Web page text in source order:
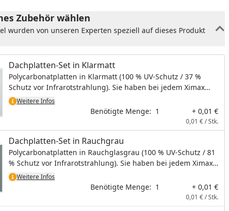
Zubehör wählen
wurden von unseren Experten speziell auf dieses Produkt
Dachplatten-Set in Klarmatt
Polycarbonatplatten in Klarmatt (100 % UV-Schutz / 37 %
Schutz vor Infrarotstrahlung). Sie haben bei jedem Ximax
Carport die Wahl zwischen Dachplatten in Klarmatt oder
Rauchgrau, ohne Aufpreis. Bei diesem Artikel handelt es sich
um kein physisches Produkt, es wird hiermit lediglich die
Dachplattenfarbe bestimmt.
Weitere Infos
Benötigte Menge: 1 + 0,01 €
0,01 € / Stk.
Dachplatten-Set in Rauchgrau
Polycarbonatplatten in Rauchglasgrau (100 % UV-Schutz / 81
% Schutz vor Infrarotstrahlung). Sie haben bei jedem Ximax
Carport die Wahl zwischen Dachplatten in Klarmatt oder
Rauchgrau, ohne Aufpreis. Bei diesem Artikel handelt es sich
um kein physisches Produkt, es wird hiermit lediglich die
Dachplattenfarbe bestimmt.
Weitere Infos
Benötigte Menge: 1 + 0,01 €
0,01 € / Stk.